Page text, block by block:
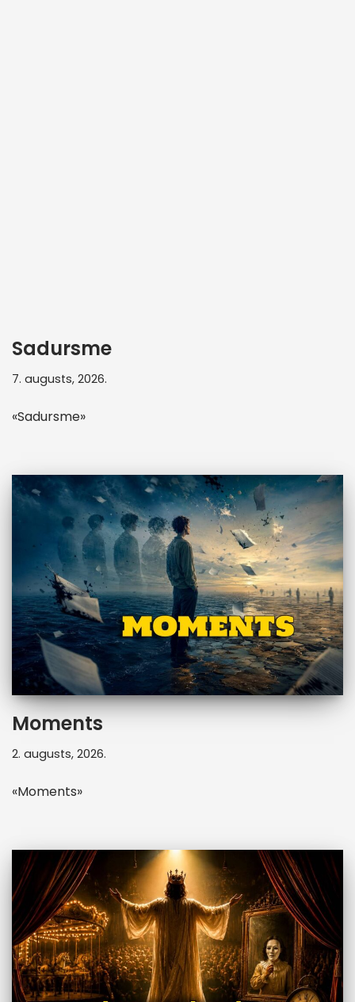
Sadursme
7. augusts, 2026.
«Sadursme»
Moments
2. augusts, 2026.
«Moments»